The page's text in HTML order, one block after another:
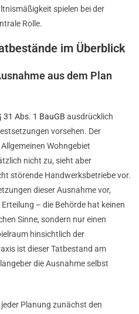
spielen bei der
Rolle.
im Überblick
aus dem Plan
31 Abs. 1 BauGB ausdrücklich
vorsehen. Der
Wohngebiet
nicht zu, sieht aber
störende Handwerksbetriebe vor.
dieser Ausnahme vor,
– die Behörde hat keinen
Sinne, sondern nur einen
hinsichtlich der
ist dieser Tatbestand am
die Ausnahme selbst
jeder Planung zunächst den